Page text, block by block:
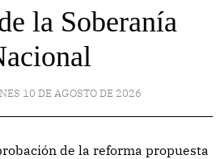
la Soberanía
10 DE AGOSTO DE 2026